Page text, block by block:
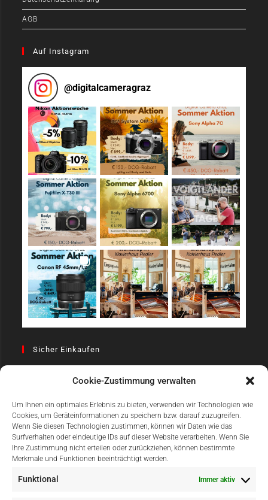
Cookie-Zustimmung verwalten
Um Ihnen ein optimales Erlebnis zu bieten, verwenden wir Technologien wie
Cookies, um Geräteinformationen zu speichern bzw. darauf zuzugreifen.
Wenn Sie diesen Technologien zustimmen, können wir Daten wie das
Surfverhalten oder eindeutige IDs auf dieser Website verarbeiten. Wenn Sie
Ihre Zustimmung nicht erteilen oder zurückziehen, können bestimmte
Merkmale und Funktionen beeinträchtigt werden.
Funktional Immer aktiv
AGB
Auf Instagram
@digitalcameragraz
Sicher Einkaufen
Einfach Online Bezahlen